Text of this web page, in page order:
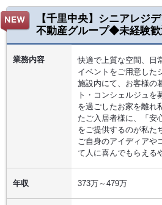
【千里中央】シニアレジ
不動産グループ◆未経験
業務内容
快適で上質な空間、日
イベントをご用意した
施設内にて、お客様の
ト・コンシェルジュを
を過ごしたお家を離れ
たご入居者様に、「安
をご提供するのが私た
ご自身のアイディアや
て人に喜んでもらえる
年収 373万～479万